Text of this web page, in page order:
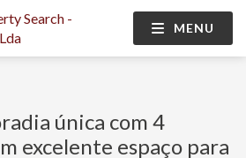
MENU
única com 4
excelente espaço para